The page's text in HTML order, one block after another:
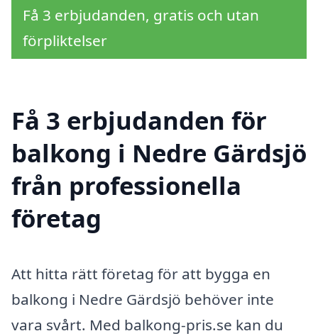
Få 3 erbjudanden, gratis och utan
förpliktelser
Få 3 erbjudanden för
balkong i Nedre Gärdsjö
från professionella
företag
Att hitta rätt företag för att bygga en
balkong i Nedre Gärdsjö behöver inte
vara svårt. Med balkong-pris.se kan du